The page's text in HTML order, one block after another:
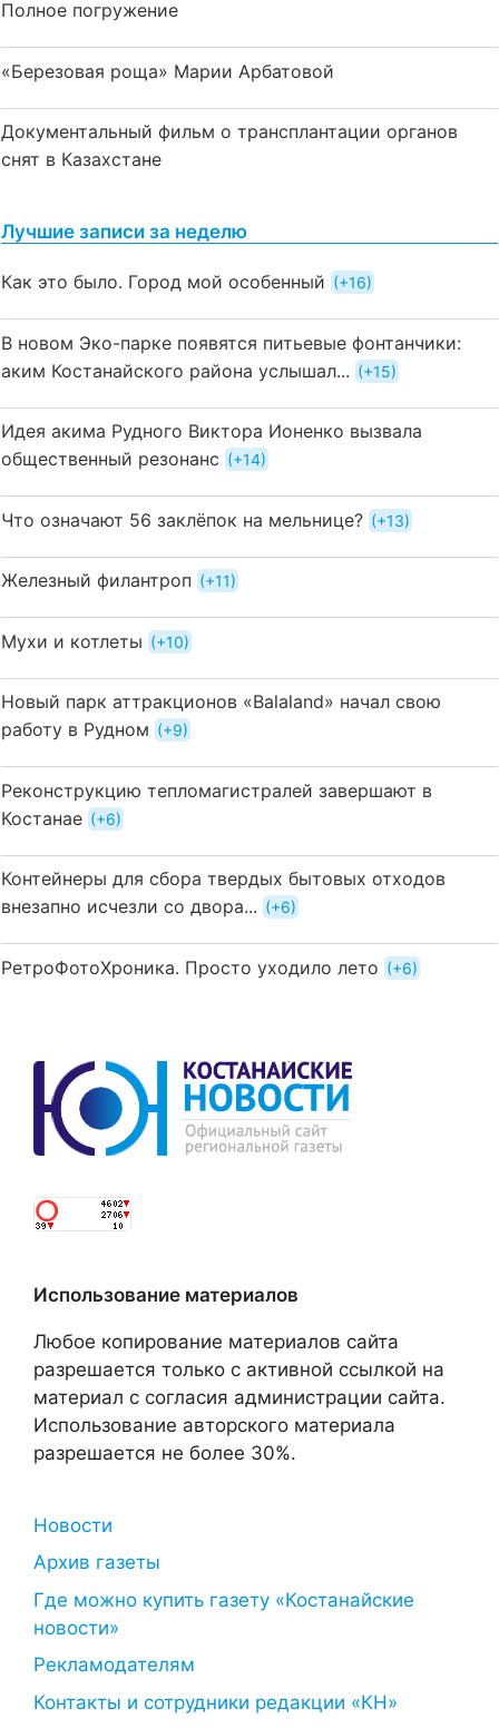
Полное погружение
«Березовая роща» Марии Арбатовой
Документальный фильм о трансплантации органов
снят в Казахстане
Лучшие записи за неделю
Как это было. Город мой особенный +16
В новом Эко-парке появятся питьевые фонтанчики:
аким Костанайского района услышал...
+15
Идея акима Рудного Виктора Ионенко вызвала
общественный резонанс
+14
Что означают 56 заклёпок на мельнице? +13
Железный филантроп +11
Мухи и котлеты +10
Новый парк аттракционов «Balaland» начал свою
работу в Рудном
+9
Реконструкцию тепломагистралей завершают в
Костанае
+6
Контейнеры для сбора твердых бытовых отходов
внезапно исчезли со двора...
+6
РетроФотоХроника. Просто уходило лето +6
Использование материалов
Любое копирование материалов сайта
разрешается только с активной ссылкой на
материал с согласия администрации сайта.
Использование авторского материала
разрешается не более 30%.
Новости
Архив газеты
Где можно купить газету «Костанайские
новости»
Рекламодателям
Контакты и сотрудники редакции «КН»